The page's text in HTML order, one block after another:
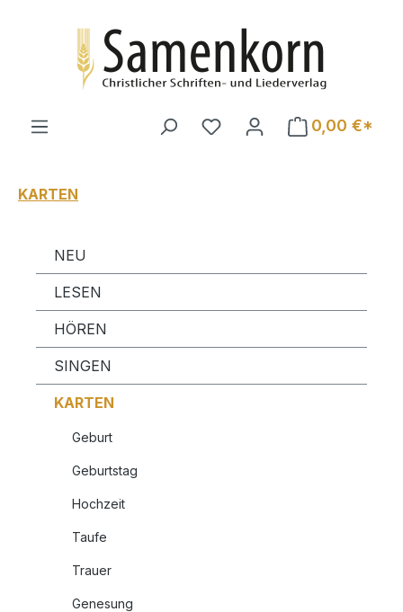
0,00 €*
KARTEN
NEU
LESEN
HÖREN
SINGEN
KARTEN
Geburt
Geburtstag
Hochzeit
Taufe
Trauer
Genesung